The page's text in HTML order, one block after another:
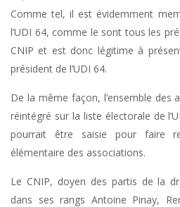
Comme tel, il est évidemment
l’UDI 64, comme le sont tous les
CNIP et est donc légitime à
président de l’UDI 64.
De la même façon, l’ensemble des
réintégré sur la liste électorale de
pourrait être saisie pour faire
élémentaire des associations.
Le CNIP, doyen des partis de la
dans ses rangs Antoine Pinay,